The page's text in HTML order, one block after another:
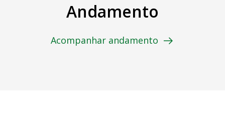
Andamento
Acompanhar andamento